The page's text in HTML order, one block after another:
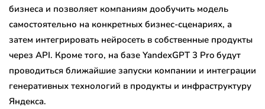
бизнеса и позволяет компаниям дообучить модель
самостоятельно на конкретных бизнес-сценариях, а
затем интегрировать нейросеть в собственные продукты
через API. Кроме того, на базе YandexGPT 3 Pro будут
проводиться ближайшие запуски компании и интеграции
генеративных технологий в продукты и инфраструктуру
Яндекса.